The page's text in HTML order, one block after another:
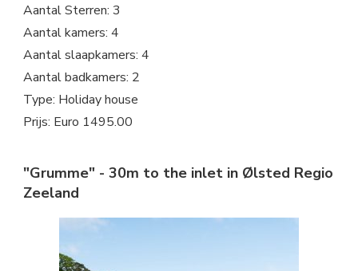
Aantal Sterren: 3
Aantal kamers: 4
Aantal slaapkamers: 4
Aantal badkamers: 2
Type: Holiday house
Prijs: Euro 1495.00
"Grumme" - 30m to the inlet in Ølsted Regio
Zeeland